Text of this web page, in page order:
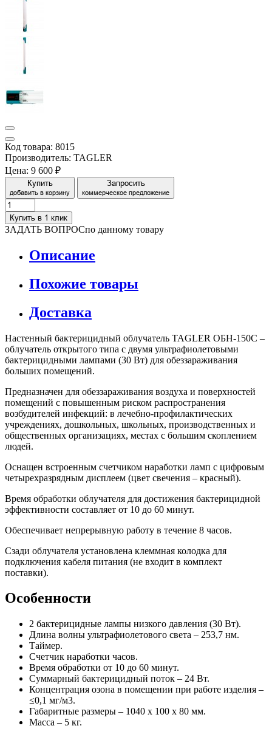
Код товара: 8015
Производитель: TAGLER
Цена: 9 600 ₽
Купить
добавить в корзину
Запросить
коммерческое предложение
Купить в 1 клик
ЗАДАТЬ ВОПРОСпо данному товару
Описание
Похожие товары
Доставка
Настенный бактерицидный облучатель TAGLER ОБН-150С –
облучатель открытого типа с двумя ультрафиолетовыми
бактерицидными лампами (30 Вт) для обеззараживания
больших помещений.
Предназначен для обеззараживания воздуха и поверхностей
помещений с повышенным риском распространения
возбудителей инфекций: в лечебно-профилактических
учреждениях, дошкольных, школьных, производственных и
общественных организациях, местах с большим скоплением
людей.
Оснащен встроенным счетчиком наработки ламп с цифровым
четырехразрядным дисплеем (цвет свечения – красный).
Время обработки облучателя для достижения бактерицидной
эффективности составляет от 10 до 60 минут.
Обеспечивает непрерывную работу в течение 8 часов.
Сзади облучателя установлена клеммная колодка для
подключения кабеля питания (не входит в комплект
поставки).
Особенности
2 бактерицидные лампы низкого давления (30 Вт).
Длина волны ультрафиолетового света – 253,7 нм.
Таймер.
Счетчик наработки часов.
Время обработки от 10 до 60 минут.
Суммарный бактерицидный поток – 24 Вт.
Концентрация озона в помещении при работе изделия –
≤0,1 мг/м3.
Габаритные размеры – 1040 х 100 х 80 мм.
Масса – 5 кг.